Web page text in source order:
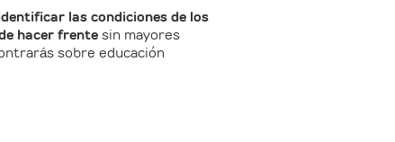
las condiciones de los
hacer frente sin mayores
sobre educación